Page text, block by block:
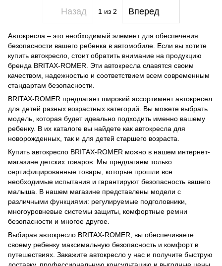
Назад 1из 2 Вперед
Автокресла – это необходимый элемент для обеспечения
безопасности вашего ребенка в автомобиле. Если вы хотите
купить автокресло, стоит обратить внимание на продукцию
бренда BRITAX-ROMER. Эти автокресла славятся своим
качеством, надежностью и соответствием всем современным
стандартам безопасности.
BRITAX-ROMER предлагает широкий ассортимент автокресел
для детей разных возрастных категорий. Вы можете выбрать
модель, которая будет идеально подходить именно вашему
ребенку. В их каталоге вы найдете как автокресла для
новорожденных, так и для детей старшего возраста.
Купить автокресло BRITAX-ROMER можно в нашем интернет-
магазине детских товаров. Мы предлагаем только
сертифицированные товары, которые прошли все
необходимые испытания и гарантируют безопасность вашего
малыша. В нашем магазине представлены модели с
различными функциями: регулируемые подголовники,
многоуровневые системы защиты, комфортные ремни
безопасности и многое другое.
Выбирая автокресло BRITAX-ROMER, вы обеспечиваете
своему ребенку максимальную безопасность и комфорт в
путешествиях. Закажите автокресло у нас и получите быструю